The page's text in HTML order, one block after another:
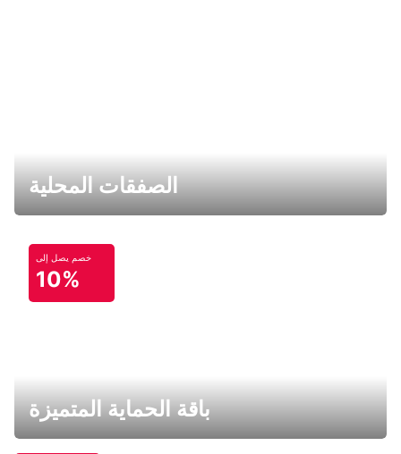
الصفقات المحلية
خصم يصل إلى
10%
باقة الحماية المتميزة